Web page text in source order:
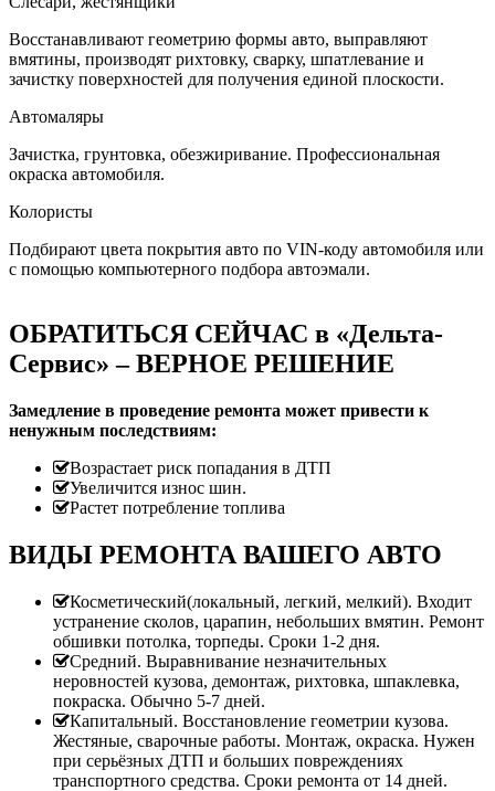
Восстанавливают геометрию формы авто, выправляют
вмятины, производят рихтовку, сварку, шпатлевание и
зачистку поверхностей для получения единой плоскости.
Автомаляры
Зачистка, грунтовка, обезжиривание. Профессиональная
окраска автомобиля.
Колористы
Подбирают цвета покрытия авто по VIN-коду автомобиля или
с помощью компьютерного подбора автоэмали.
ОБРАТИТЬСЯ СЕЙЧАС в «Дельта-
Сервис» – ВЕРНОЕ РЕШЕНИЕ
Замедление в проведение ремонта может привести к
ненужным последствиям:
Возрастает риск попадания в ДТП
Увеличится износ шин.
Растет потребление топлива
ВИДЫ РЕМОНТА ВАШЕГО АВТО
Косметический(локальный, легкий, мелкий). Входит
устранение сколов, царапин, небольших вмятин. Ремонт
обшивки потолка, торпеды. Сроки 1-2 дня.
Средний. Выравнивание незначительных
неровностей кузова, демонтаж, рихтовка, шпаклевка,
покраска. Обычно 5-7 дней.
Капитальный. Восстановление геометрии кузова.
Жестяные, сварочные работы. Монтаж, окраска. Нужен
при серьёзных ДТП и больших повреждениях
транспортного средства. Сроки ремонта от 14 дней.